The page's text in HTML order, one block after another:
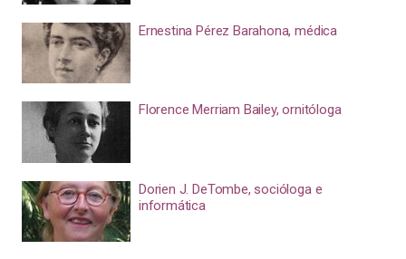
Ernestina Pérez Barahona, médica
Florence Merriam Bailey, ornitóloga
Dorien J. DeTombe, socióloga e
informática